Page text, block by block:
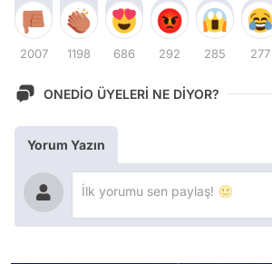
2007 1198 686 292 285 277
ONEDİO ÜYELERİ NE DİYOR?
Yorum Yazın